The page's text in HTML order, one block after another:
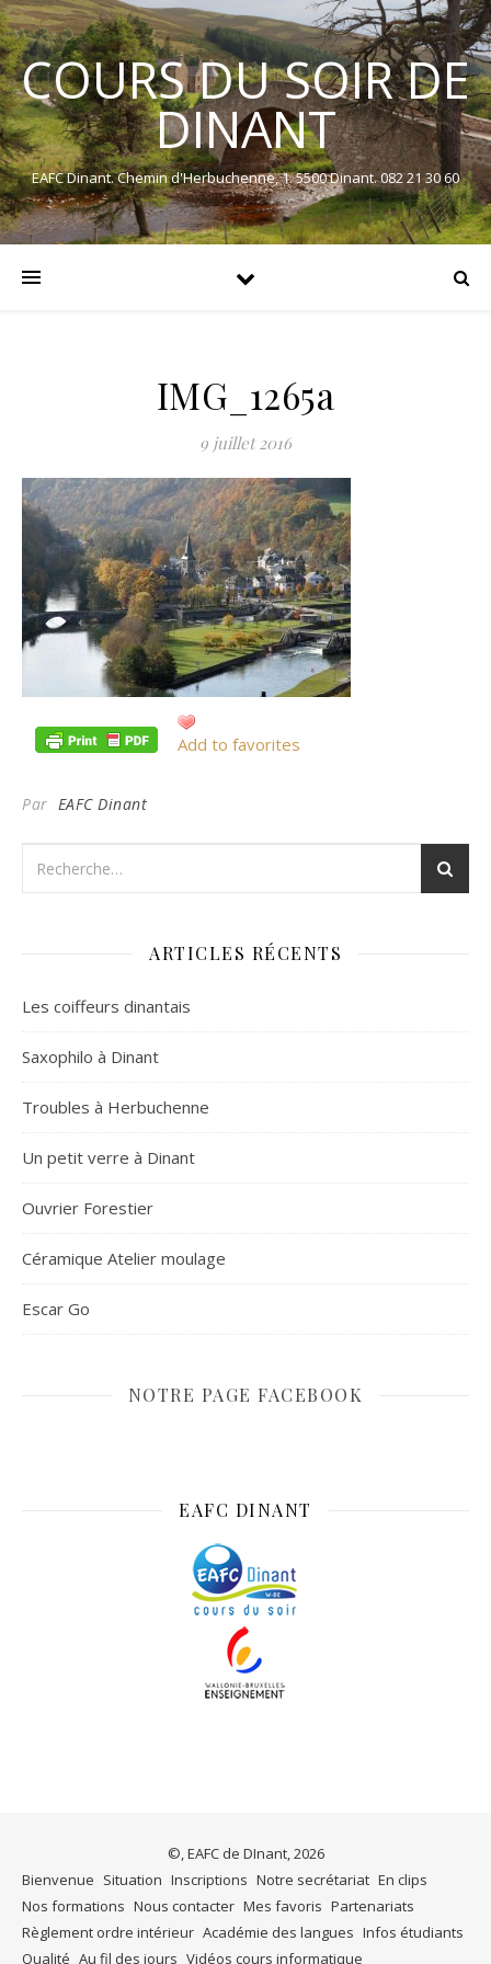
COURS DU SOIR DE
DINANT
EAFC Dinant. Chemin d'Herbuchenne, 1. 5500 Dinant. 082 21 30 60
IMG_1265a
9 juillet 2016
Add to favorites
Par EAFC Dinant
ARTICLES RÉCENTS
Les coiffeurs dinantais
Saxophilo à Dinant
Troubles à Herbuchenne
Un petit verre à Dinant
Ouvrier Forestier
Céramique Atelier moulage
Escar Go
NOTRE PAGE FACEBOOK
EAFC DINANT
©, EAFC de DInant, 2026
Bienvenue Situation Inscriptions Notre secrétariat En clips
Nos formations Nous contacter Mes favoris Partenariats
Règlement ordre intérieur Académie des langues Infos étudiants
Qualité Au fil des jours Vidéos cours informatique